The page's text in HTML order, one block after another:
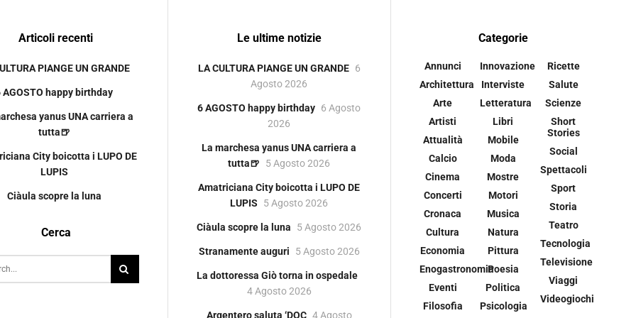
Articoli recenti
PIANGE UN GRANDE
AGOSTO happy birthday
yanus UNA carriera a
tutta🍺
City boicotta i LUPO DE
LUPIS
Ciàula scopre la luna
Cerca
Le ultime notizie
LA CULTURA PIANGE UN GRANDE 6
Agosto 2026
6 AGOSTO happy birthday 6 Agosto
2026
La marchesa yanus UNA carriera a
tutta🍺
5 Agosto 2026
Amatriciana City boicotta i LUPO DE
LUPIS
5 Agosto 2026
Ciàula scopre la luna 5 Agosto 2026
Stranamente auguri 5 Agosto 2026
La dottoressa Giò torna in ospedale
4 Agosto 2026
Argentero saluta ‘DOC 4 Agosto
Categorie
Annunci
Architettura
Arte
Artisti
Attualità
Calcio
Cinema
Concerti
Cronaca
Cultura
Economia
Enogastronomia
Eventi
Filosofia
Innovazione
Interviste
Letteratura
Libri
Mobile
Moda
Mostre
Motori
Musica
Natura
Pittura
Poesia
Politica
Psicologia
Ricette
Salute
Scienze
Short
Stories
Social
Spettacoli
Sport
Storia
Teatro
Tecnologia
Televisione
Viaggi
Videogiochi